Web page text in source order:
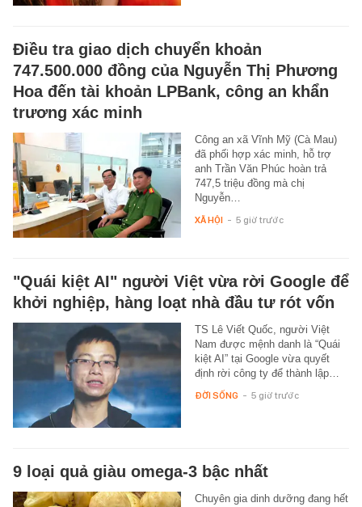
Điều tra giao dịch chuyển khoản
747.500.000 đồng của Nguyễn Thị Phương
Hoa đến tài khoản LPBank, công an khẩn
trương xác minh
Công an xã Vĩnh Mỹ (Cà Mau)
đã phối hợp xác minh, hỗ trợ
anh Trần Văn Phúc hoàn trả
747,5 triệu đồng mà chị
Nguyễn…
XÃ HỘI - 5 giờ trước
"Quái kiệt AI" người Việt vừa rời Google để
khởi nghiệp, hàng loạt nhà đầu tư rót vốn
TS Lê Viết Quốc, người Việt
Nam được mệnh danh là “Quái
kiệt AI” tại Google vừa quyết
định rời công ty để thành lập…
ĐỜI SỐNG - 5 giờ trước
9 loại quả giàu omega-3 bậc nhất
Chuyên gia dinh dưỡng đang hết